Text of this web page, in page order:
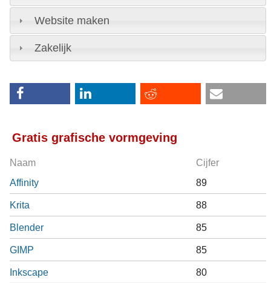
Website maken
Zakelijk
Gratis grafische vormgeving
Naam Cijfer
Affinity 89
Krita 88
Blender 85
GIMP 85
Inkscape 80